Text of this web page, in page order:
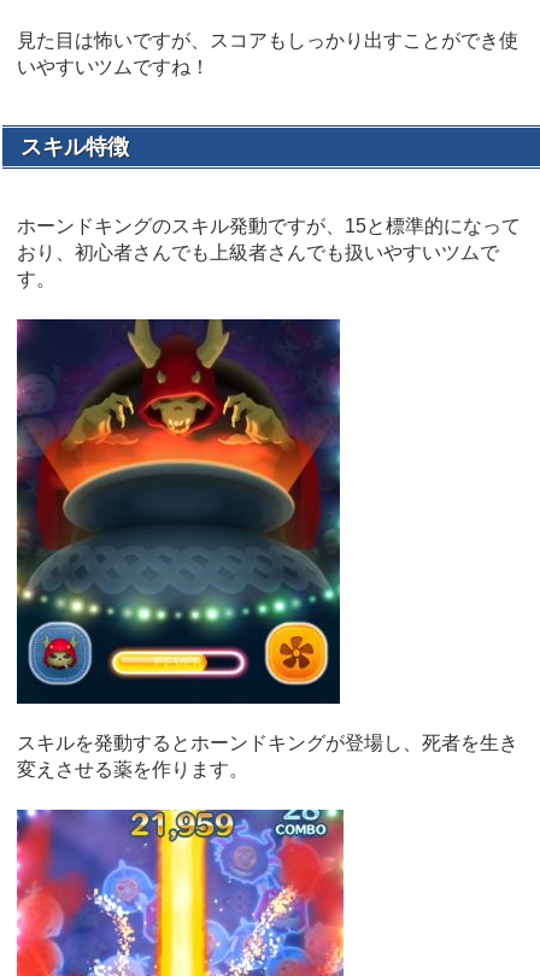
見た目は怖いですが、スコアもしっかり出すことができ使
いやすいツムですね！
スキル特徴
ホーンドキングのスキル発動ですが、15と標準的になって
おり、初心者さんでも上級者さんでも扱いやすいツムで
す。
スキルを発動するとホーンドキングが登場し、死者を生き
変えさせる薬を作ります。